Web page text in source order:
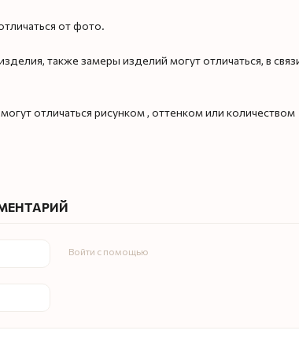
от фото.
также замеры изделий могут отличаться, в
отличаться рисунком , оттенком или количеством
Войти с помощью